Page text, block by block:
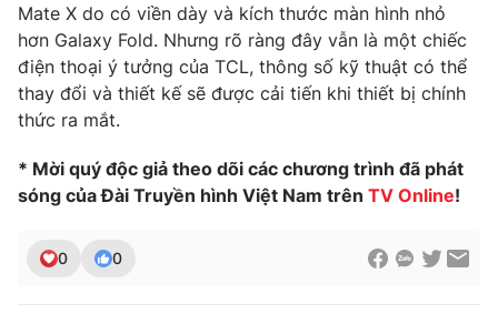
Mate X do có viền dày và kích thước màn hình nhỏ
hơn Galaxy Fold. Nhưng rõ ràng đây vẫn là một chiếc
điện thoại ý tưởng của TCL, thông số kỹ thuật có thể
thay đổi và thiết kế sẽ được cải tiến khi thiết bị chính
thức ra mắt.
* Mời quý độc giả theo dõi các chương trình đã phát
sóng của Đài Truyền hình Việt Nam trên TV Online!
0 0